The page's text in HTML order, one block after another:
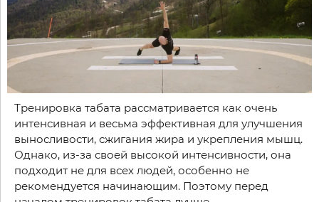
Тренировка табата рассматривается как очень
интенсивная и весьма эффективная для улучшения
выносливости, сжигания жира и укрепления мышц.
Однако, из-за своей высокой интенсивности, она
подходит не для всех людей, особенно не
рекомендуется начинающим. Поэтому перед